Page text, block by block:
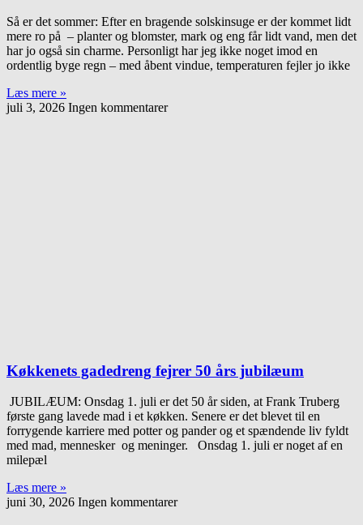
Så er det sommer: Efter en bragende solskinsuge er der kommet lidt
mere ro på – planter og blomster, mark og eng får lidt vand, men det
har jo også sin charme. Personligt har jeg ikke noget imod en
ordentlig byge regn – med åbent vindue, temperaturen fejler jo ikke
Læs mere »
juli 3, 2026 Ingen kommentarer
Køkkenets gadedreng fejrer 50 års jubilæum
JUBILÆUM: Onsdag 1. juli er det 50 år siden, at Frank Truberg
første gang lavede mad i et køkken. Senere er det blevet til en
forrygende karriere med potter og pander og et spændende liv fyldt
med mad, mennesker og meninger. Onsdag 1. juli er noget af en
milepæl
Læs mere »
juni 30, 2026 Ingen kommentarer